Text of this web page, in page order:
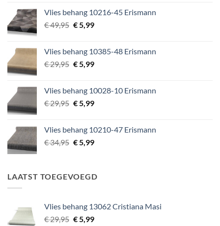
€ 39,95.€ 5,99.
Vlies behang 10216-45 Erismann
€49,95 Oorspronkelijke
€ 49,95.
€5,99Huidige
€ 5,99.
Vlies behang 10385-48 Erismann
€29,95 Oorspronkelijke
€ 29,95.
€5,99Huidige
€ 5,99.
Vlies behang 10028-10 Erismann
€29,95 Oorspronkelijke
€ 29,95.
€5,99Huidige
€ 5,99.
Vlies behang 10210-47 Erismann
€34,95 Oorspronkelijke
€ 34,95.
€5,99Huidige
€ 5,99.
LAATST TOEGEVOEGD
Vlies behang 13062 Cristiana Masi
€29,95 Oorspronkelijke
€5,99Huidige